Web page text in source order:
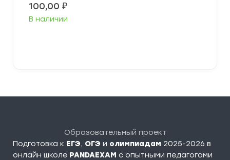
100,00 ₽
В наличии
Образовательный проект
Подготовка к ЕГЭ, ОГЭ и олимпиадам 2025-2026 в
онлайн школе PANDAEXAM c опытными педагогами